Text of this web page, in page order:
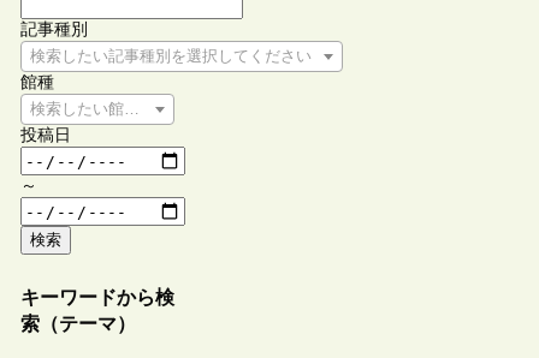
記事種別
検索したい記事種別を選択してください
館種
検索したい館種を選択してください
投稿日
～
検索
キーワードから検
索（テーマ）